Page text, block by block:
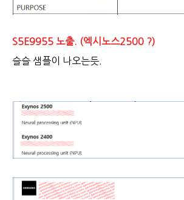
S5E9955 노출. (엑시노스2500 ?)
슬슬 샘플이 나오는듯.